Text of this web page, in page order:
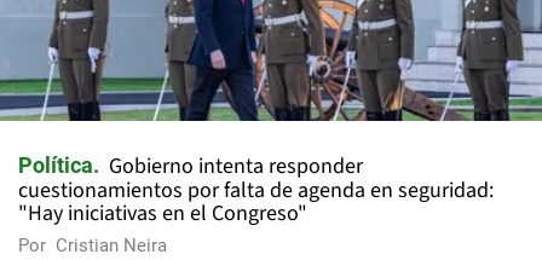
Política
Gobierno intenta responder
cuestionamientos por falta de agenda en seguridad:
"Hay iniciativas en el Congreso"
Por Cristian Neira